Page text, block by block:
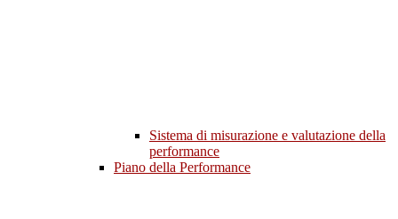
Sistema di misurazione e valutazione della
performance
Piano della Performance